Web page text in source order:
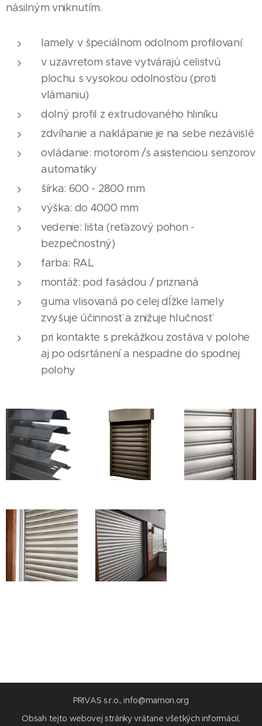
násilným vniknutím.
lamely v špeciálnom odolnom profilovaní
v uzavretom stave vytvárajú celistvú
plochu s vysokou odolnosťou (proti
vlámaniu)
dolný profil z extrudovaného hliníku
zdvíhanie a naklápanie je na sebe nezávislé
ovládanie: motorom /s asistenciou senzorov
automatiky
šírka: 600 - 2800 mm
výška: do 4000 mm
vedenie: lišta (reťazový pohon -
bezpečnostný)
farba: RAL
montáž: pod fasádou / priznaná
guma vlisovaná po celej dĺžke lamely
zvyšuje účinnosť a znižuje hlučnosť
pri kontakte s prekážkou zostáva v polohe
aj po odsrtánení a nespadne do spodnej
polohy
PRIVAS s.r.o., info@mamon.org
Obsah tejto webovej stránky vrátane všetkých informácií,